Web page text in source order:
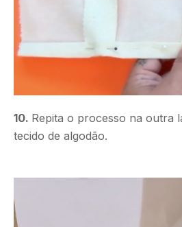
10. Repita o processo na outra
tecido de algodão.